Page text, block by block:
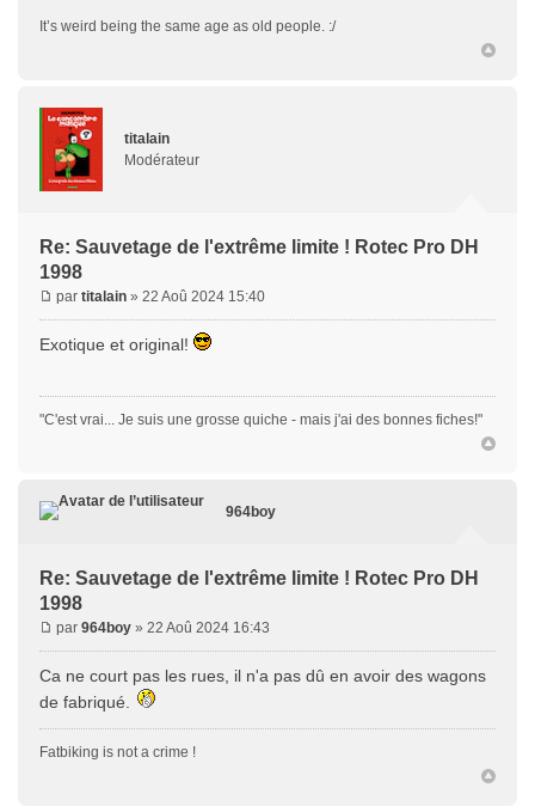
It’s weird being the same age as old people. :/
titalain
Modérateur
Re: Sauvetage de l'extrême limite ! Rotec Pro DH
1998
par titalain » 22 Aoû 2024 15:40
Exotique et original!
"C'est vrai... Je suis une grosse quiche - mais j'ai des bonnes fiches!"
964boy
Re: Sauvetage de l'extrême limite ! Rotec Pro DH
1998
par 964boy » 22 Aoû 2024 16:43
Ca ne court pas les rues, il n'a pas dû en avoir des wagons
de fabriqué.
Fatbiking is not a crime !